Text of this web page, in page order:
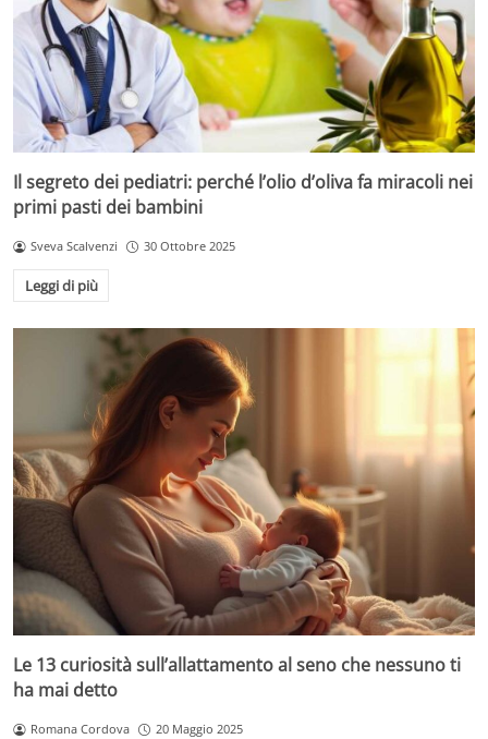
Il segreto dei pediatri: perché l’olio d’oliva fa miracoli nei
primi pasti dei bambini
Sveva Scalvenzi 30 Ottobre 2025
Leggi di più
Le 13 curiosità sull’allattamento al seno che nessuno ti
ha mai detto
Romana Cordova 20 Maggio 2025